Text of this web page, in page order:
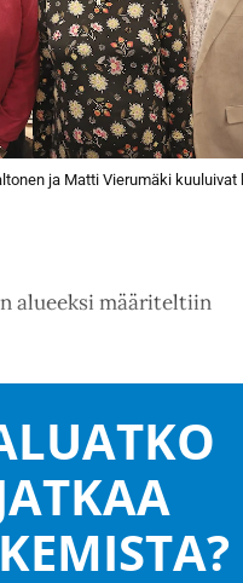
ja Matti Vierumäki kuuluivat
alueeksi määriteltiin